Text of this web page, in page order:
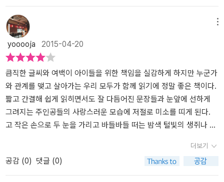
마실 수 있게 도와주는 새로운 친구가 된 생쥐에게 믹스는 '멕스'라는
이름을 지어준다. ​ 믹스는 자기가 제일 좋아하는 자리에 누운 채 녀석
의 말을 하나도 빼놓지 않고 듣고 있었다.p62​​ 항상 재잘거리는 멕스
와 그 이야기를 가만히 듣고 있는 믹스를 상상하고 있노라면, 흐뭇한
미소가 지어진다. 집이라는 한정적인 공간에서 그들에게 벌어지는 소
소한함은 스릴 넘치고 박진감 넘치지는 않지만 일상적이라 푸근하고,
서로를 도우며 부족한 점을 채워주는 믹스, 막스, 멕스의 관계는 따스
해서 좋다. 그래서 좋은 책이다. 삶이라는 건 길이가 아니라, 고양이와
생쥐처럼. 서로 마음을 열고 얼마나 따뜻한 마음으로 사느냐에 따라
달라지기 때문이다.p79
느냐에 따라 달라지기 때문이다.믹스는 작은 친구의 눈으로 세상을
보았고, 멕스는 크고 건장한 친구의 몸에서 솟구치는 힘과 활력을 통
해 더 강해 질 수 있었다.둘은 정말로 행복한 시간을 보냈다.진정한 친
구는 자신이 가진 장점을 서로 나눌 줄 아는 법이니까.- P79
yooooja 2015-04-20
큼직한 글씨와 여백이 아이들을 위한 책임을 실감하게 하지만 누군가
와 관계를 맺고 살아가는 우리 모두가 함께 읽기에 정말 좋은 책이다.
짧고 간결해 쉽게 읽히면서도 잘 다듬어진 문장들과 눈앞에 선하게
그려지는 주인공들의 사랑스러운 모습에 저절로 미소를 띠게 된다.
고 작은 손으로 두 눈을 가리고 바들바들 떠는 밤색 털빛의 생쥐나 방
읽는 모든 이들의 마음은 한결 포근해질 것이다. 동화는 어린 아이들
이 읽는 이야기라기보다 차라리 어린 아이와 같은 마음을 갖게 해 주
는 이야기가 아닐까. 책을 덮고 나서도 한동안 지어지는 미소를 감출
더보기
공감 (0) 댓글 (0)